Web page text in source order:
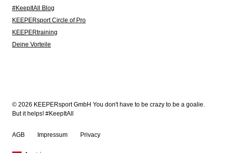
#KeepItAll Blog
KEEPERsport Circle of Pro
KEEPERtraining
Deine Vorteile
© 2026 KEEPERsport GmbH You don't have to be crazy to be a goalie.
But it helps! #KeepItAll
AGB Impressum Privacy